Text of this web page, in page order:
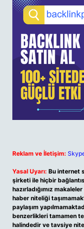
Reklam ve İletişim:
Yasal Uyarı: Bu internet
şirketi ile hiçbir
hazırladığımız
haber niteliği
paylaşım
benzerlikleri tamamen
halindedir ve tavsiye